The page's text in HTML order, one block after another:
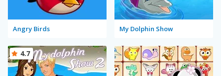
Angry Birds My Dolphin Show
4.7